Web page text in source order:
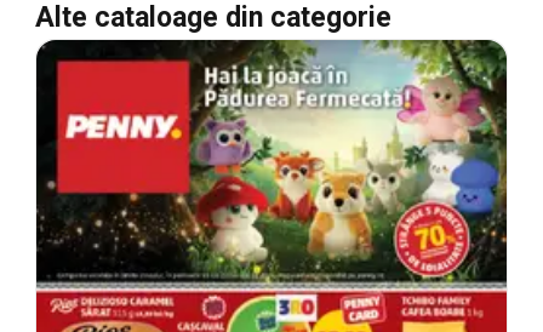
Alte cataloage din categorie